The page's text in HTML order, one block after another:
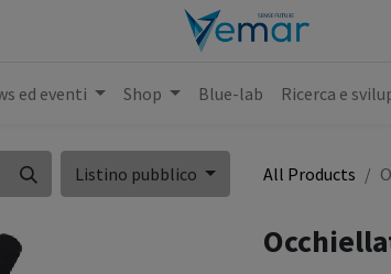
ed eventi Shop Blue-lab Ricerca e
Listino pubblico All Products